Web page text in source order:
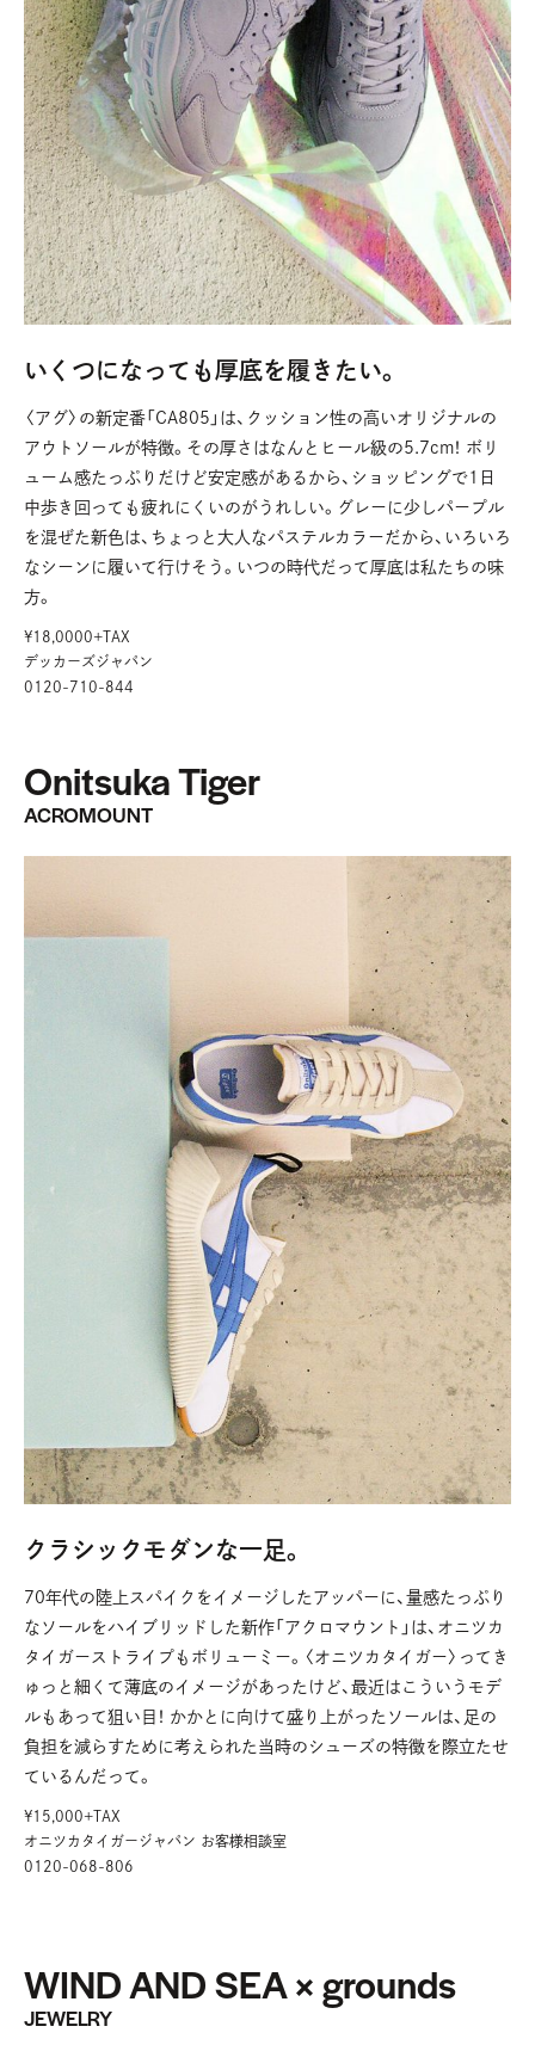
いくつになっても厚底を履きたい。
〈アグ〉の新定番「CA805」は、クッション性の高いオリジナルの
アウトソールが特徴。その厚さはなんとヒール級の5.7cm！ ボリ
ューム感たっぷりだけど安定感があるから、ショッピングで1日
中歩き回っても疲れにくいのがうれしい。グレーに少しパープル
を混ぜた新色は、ちょっと大人なパステルカラーだから、いろいろ
なシーンに履いて行けそう。いつの時代だって厚底は私たちの味
方。
¥18,0000+TAX
デッカーズジャパン
0120-710-844
Onitsuka Tiger
ACROMOUNT
クラシックモダンな一足。
70年代の陸上スパイクをイメージしたアッパーに、量感たっぷり
なソールをハイブリッドした新作「アクロマウント」は、オニツカ
タイガーストライプもボリューミー。〈オニツカタイガー〉ってき
ゅっと細くて薄底のイメージがあったけど、最近はこういうモデ
ルもあって狙い目！ かかとに向けて盛り上がったソールは、足の
負担を減らすために考えられた当時のシューズの特徴を際立たせ
ているんだって。
¥15,000+TAX
オニツカタイガージャパン お客様相談室
0120-068-806
WIND AND SEA × grounds
JEWELRY